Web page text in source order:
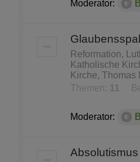
Moderator:
Reformation,
Katholische
Kirche, Thomas
Themen:
Moderator: